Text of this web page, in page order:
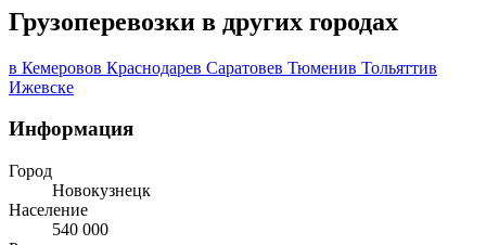
Грузоперевозки в других городах
в Кемеровов Краснодарев Саратовев Тюменив Тольяттив
Ижевске
Информация
Город
Новокузнецк
Население
540 000